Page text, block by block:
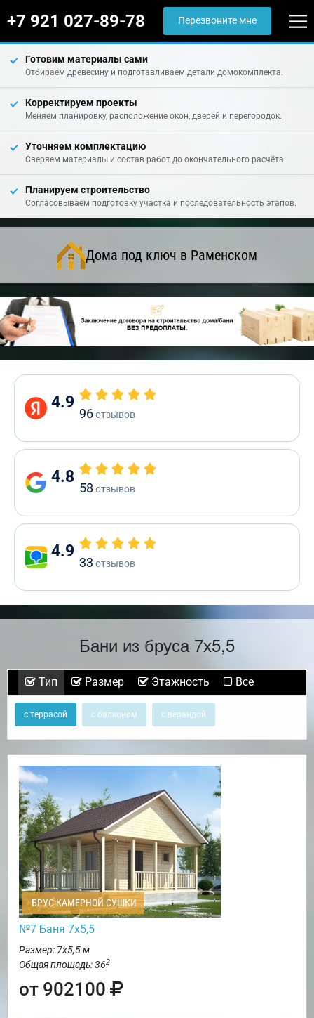
+7 921 027-89-78 Перезвоните мне
Готовим материалы сами
Отбираем древесину и подготавливаем детали домокомплекта.
Корректируем проекты
Меняем планировку, расположение окон, дверей и перегородок.
Уточняем комплектацию
Сверяем материалы и состав работ до окончательного расчёта.
Планируем строительство
Согласовываем подготовку участка и последовательность этапов.
Дома под ключ в Раменском
4.9
96отзывов
4.8
58 отзывов
4.9
33 отзывов
Бани из бруса 7х5,5
Тип Размер Этажность Все
с террасой с балконом с верандой
БРУС КАМЕРНОЙ СУШКИ
№7 Баня 7х5,5
Размер: 7х5,5 м
Общая площадь: 362
от 902100